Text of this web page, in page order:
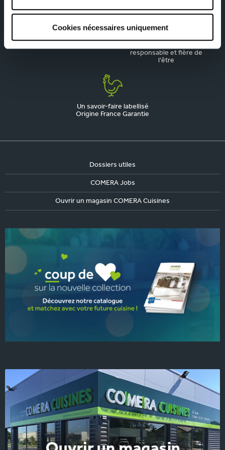
Cookies nécessaires uniquement
responsable et fière de
l'être
Un savoir-faire labellisé
Origine France Garantie
Dossiers utiles
COMERA Jobs
Ouvrir un magasin COMERA Cuisines